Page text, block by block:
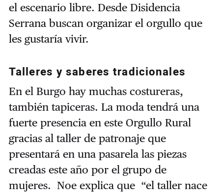
el escenario libre. Desde Disidencia
Serrana buscan organizar el orgullo que
les gustaría vivir.
Talleres y saberes tradicionales
En el Burgo hay muchas costureras,
también tapiceras. La moda tendrá una
fuerte presencia en este Orgullo Rural
gracias al taller de patronaje que
presentará en una pasarela las piezas
creadas este año por el grupo de
mujeres. Noe explica que “el taller nace